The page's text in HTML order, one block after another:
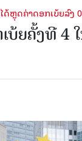
ດ້ຫຼຸດຄ່າດອກເບ້ຍລົງ
ບ້ຍຄັ້ງທີ 4